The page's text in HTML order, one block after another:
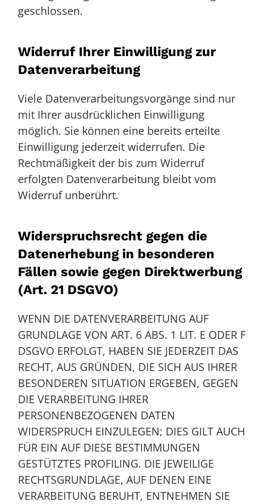
geschlossen.
Widerruf Ihrer Einwilligung zur
Datenverarbeitung
Viele Datenverarbeitungsvorgänge sind nur
mit Ihrer ausdrücklichen Einwilligung
möglich. Sie können eine bereits erteilte
Einwilligung jederzeit widerrufen. Die
Rechtmäßigkeit der bis zum Widerruf
erfolgten Datenverarbeitung bleibt vom
Widerruf unberührt.
Widerspruchsrecht gegen die
Datenerhebung in besonderen
Fällen sowie gegen Direktwerbung
(Art. 21 DSGVO)
WENN DIE DATENVERARBEITUNG AUF
GRUNDLAGE VON ART. 6 ABS. 1 LIT. E ODER F
DSGVO ERFOLGT, HABEN SIE JEDERZEIT DAS
RECHT, AUS GRÜNDEN, DIE SICH AUS IHRER
BESONDEREN SITUATION ERGEBEN, GEGEN
DIE VERARBEITUNG IHRER
PERSONENBEZOGENEN DATEN
WIDERSPRUCH EINZULEGEN; DIES GILT AUCH
FÜR EIN AUF DIESE BESTIMMUNGEN
GESTÜTZTES PROFILING. DIE JEWEILIGE
RECHTSGRUNDLAGE, AUF DENEN EINE
VERARBEITUNG BERUHT, ENTNEHMEN SIE